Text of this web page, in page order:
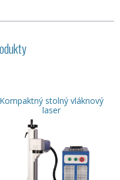
Kompaktný stolný vláknový
laser